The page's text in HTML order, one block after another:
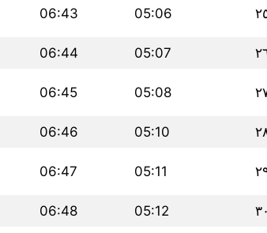
05:06
06:43
05:07
06:44
05:08
06:45
05:10
06:46
05:11
06:47
٣٠ 05:12
06:48